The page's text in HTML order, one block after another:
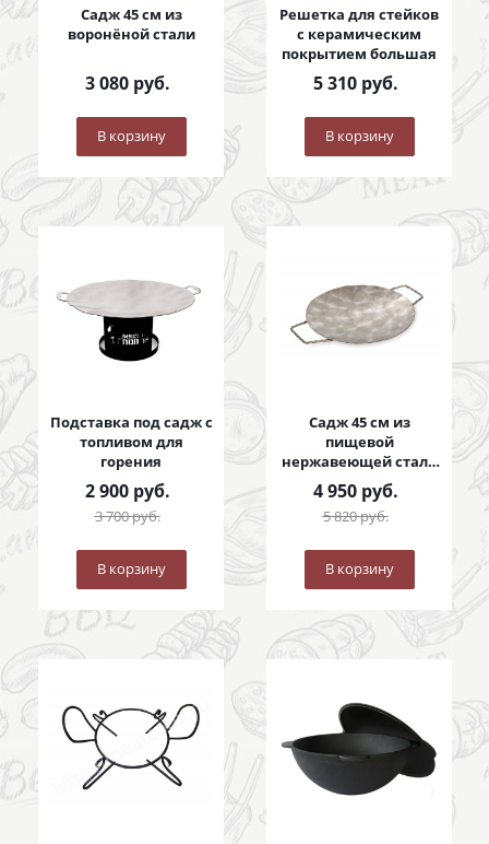
Садж 45 см из
воронёной стали
3 080руб.
В корзину
Решетка для стейков
с керамическим
покрытием большая
5 310руб.
В корзину
Подставка под садж с
топливом для
горения
2 900руб.
3 700руб.
В корзину
Садж 45 см из
пищевой
нержавеющей стали
с коваными ручками
4 950руб.
5 820руб.
В корзину